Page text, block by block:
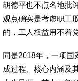
胡德平也不点名地批
观点确实是考虑职工
的，工人权益用不着
同是2018年，一项国
成过程、核心内涵及